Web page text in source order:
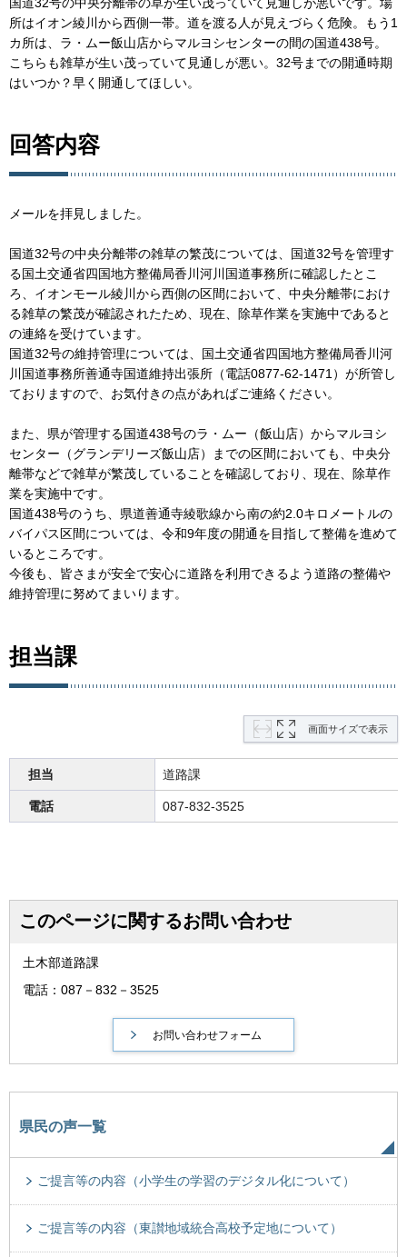
所はイオン綾川から西側一帯。道を渡る人が見えづらく危険。もう1
カ所は、ラ・ムー飯山店からマルヨシセンターの間の国道438号。
こちらも雑草が生い茂っていて見通しが悪い。32号までの開通時期
はいつか？早く開通してほしい。
回答内容
メールを拝見しました。
国道32号の中央分離帯の雑草の繁茂については、国道32号を管理す
る国土交通省四国地方整備局香川河川国道事務所に確認したとこ
ろ、イオンモール綾川から西側の区間において、中央分離帯におけ
る雑草の繁茂が確認されたため、現在、除草作業を実施中であると
の連絡を受けています。
国道32号の維持管理については、国土交通省四国地方整備局香川河
川国道事務所善通寺国道維持出張所（電話0877-62-1471）が所管し
ておりますので、お気付きの点があればご連絡ください。
また、県が管理する国道438号のラ・ムー（飯山店）からマルヨシ
センター（グランデリーズ飯山店）までの区間においても、中央分
離帯などで雑草が繁茂していることを確認しており、現在、除草作
業を実施中です。
国道438号のうち、県道善通寺綾歌線から南の約2.0キロメートルの
バイパス区間については、令和9年度の開通を目指して整備を進めて
いるところです。
今後も、皆さまが安全で安心に道路を利用できるよう道路の整備や
維持管理に努めてまいります。
担当課
画面サイズで表示
担当 道路課
電話 087-832-3525
このページに関するお問い合わせ
土木部道路課
電話：087－832－3525
県民の声一覧
ご提言等の内容（小学生の学習のデジタル化について）
ご提言等の内容（東讃地域統合高校予定地について）